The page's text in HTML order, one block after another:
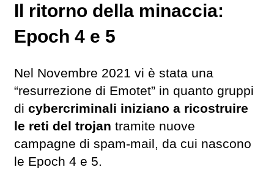
Il ritorno della minaccia:
Epoch 4 e 5
Nel Novembre 2021 vi è stata una
“resurrezione di Emotet” in quanto gruppi
di cybercriminali iniziano a ricostruire
le reti del trojan tramite nuove
campagne di spam-mail, da cui nascono
le Epoch 4 e 5.